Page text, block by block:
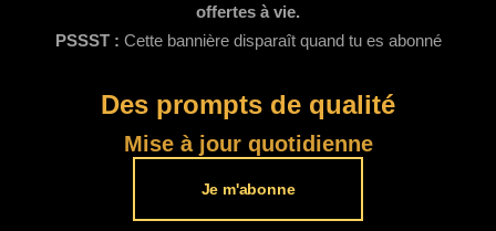
offertes à vie.
PSSST : Cette bannière disparaît quand tu es abonné
Des prompts de qualité​
Mise à jour quotidienne
Je m'abonne